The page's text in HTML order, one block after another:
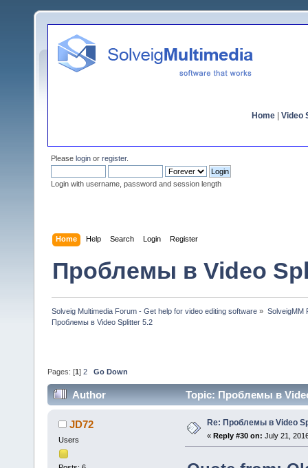
Home Video
Please login or register.
Login with username, password and session length
Home Help Search Login Register
Проблемы в Video
Solveig Multimedia Forum - Get help for video editing software » SolveigMM
Проблемы в Video Splitter 5.2
Pages: [1 ] 2 Go Down
Author Topic: Проблемы в
JD72
Users
Re: Проблемы в Video
« Reply #30 on: July 21,